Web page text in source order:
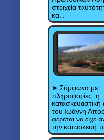
στοιχεία
κα...
➤ Σύμφωνα με
πληροφορίες η
κατασκευαστική
του Ιωάννη
φέρεται να είχε
την κατασκευή